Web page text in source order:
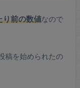
り前の数値なので
稿を始められたの